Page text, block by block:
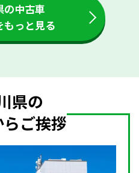
の中古車
もっと見る
県の
ご挨拶